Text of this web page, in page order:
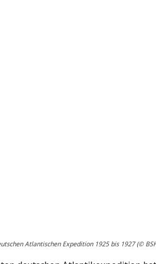
Atlantischen Expedition 1925 bis 1927 (©